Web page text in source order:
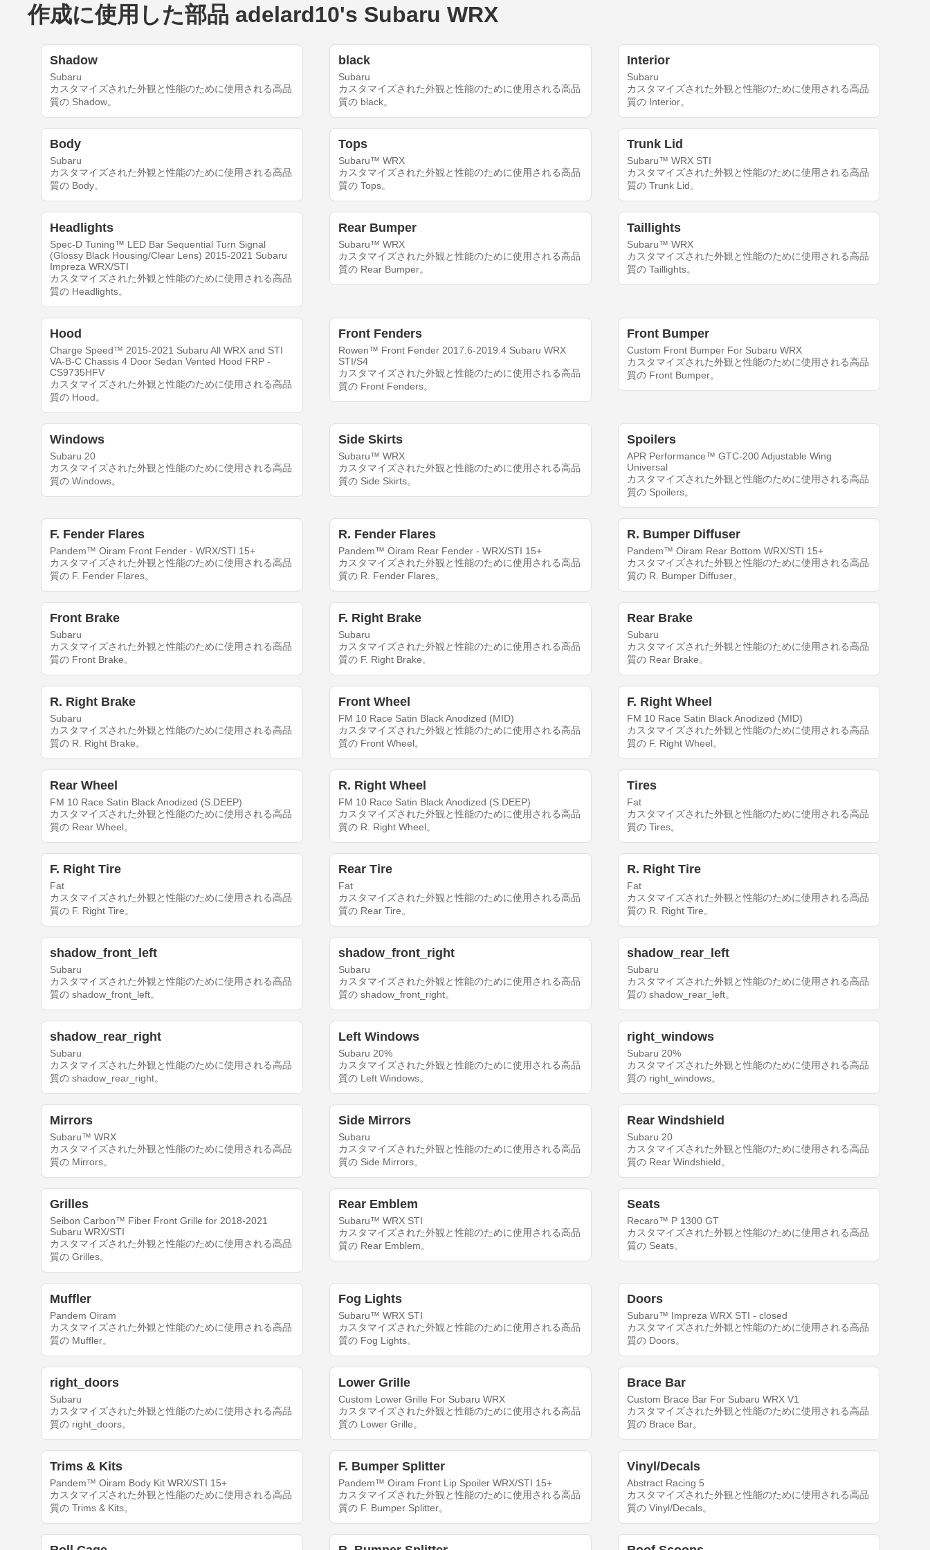
作成に使用した部品 adelard10's Subaru WRX
Shadow
Subaru
カスタマイズされた外観と性能のために使用される高品
質の Shadow。
black
Subaru
カスタマイズされた外観と性能のために使用される高品
質の black。
Interior
Subaru
カスタマイズされた外観と性能のために使用される高品
質の Interior。
Body
Subaru
カスタマイズされた外観と性能のために使用される高品
質の Body。
Tops
Subaru™ WRX
カスタマイズされた外観と性能のために使用される高品
質の Tops。
Trunk Lid
Subaru™ WRX STI
カスタマイズされた外観と性能のために使用される高品
質の Trunk Lid。
Headlights
Spec-D Tuning™ LED Bar Sequential Turn Signal
(Glossy Black Housing/Clear Lens) 2015-2021 Subaru
Impreza WRX/STI
カスタマイズされた外観と性能のために使用される高品
質の Headlights。
Rear Bumper
Subaru™ WRX
カスタマイズされた外観と性能のために使用される高品
質の Rear Bumper。
Taillights
Subaru™ WRX
カスタマイズされた外観と性能のために使用される高品
質の Taillights。
Hood
Charge Speed™ 2015-2021 Subaru All WRX and STI
VA-B-C Chassis 4 Door Sedan Vented Hood FRP -
CS9735HFV
カスタマイズされた外観と性能のために使用される高品
質の Hood。
Front Fenders
Rowen™ Front Fender 2017.6-2019.4 Subaru WRX
STI/S4
カスタマイズされた外観と性能のために使用される高品
質の Front Fenders。
Front Bumper
Custom Front Bumper For Subaru WRX
カスタマイズされた外観と性能のために使用される高品
質の Front Bumper。
Windows
Subaru 20
カスタマイズされた外観と性能のために使用される高品
質の Windows。
Side Skirts
Subaru™ WRX
カスタマイズされた外観と性能のために使用される高品
質の Side Skirts。
Spoilers
APR Performance™ GTC-200 Adjustable Wing
Universal
カスタマイズされた外観と性能のために使用される高品
質の Spoilers。
F. Fender Flares
Pandem™ Oiram Front Fender - WRX/STI 15+
カスタマイズされた外観と性能のために使用される高品
質の F. Fender Flares。
R. Fender Flares
Pandem™ Oiram Rear Fender - WRX/STI 15+
カスタマイズされた外観と性能のために使用される高品
質の R. Fender Flares。
R. Bumper Diffuser
Pandem™ Oiram Rear Bottom WRX/STI 15+
カスタマイズされた外観と性能のために使用される高品
質の R. Bumper Diffuser。
Front Brake
Subaru
カスタマイズされた外観と性能のために使用される高品
質の Front Brake。
F. Right Brake
Subaru
カスタマイズされた外観と性能のために使用される高品
質の F. Right Brake。
Rear Brake
Subaru
カスタマイズされた外観と性能のために使用される高品
質の Rear Brake。
R. Right Brake
Subaru
カスタマイズされた外観と性能のために使用される高品
質の R. Right Brake。
Front Wheel
FM 10 Race Satin Black Anodized (MID)
カスタマイズされた外観と性能のために使用される高品
質の Front Wheel。
F. Right Wheel
FM 10 Race Satin Black Anodized (MID)
カスタマイズされた外観と性能のために使用される高品
質の F. Right Wheel。
Rear Wheel
FM 10 Race Satin Black Anodized (S.DEEP)
カスタマイズされた外観と性能のために使用される高品
質の Rear Wheel。
R. Right Wheel
FM 10 Race Satin Black Anodized (S.DEEP)
カスタマイズされた外観と性能のために使用される高品
質の R. Right Wheel。
Tires
Fat
カスタマイズされた外観と性能のために使用される高品
質の Tires。
F. Right Tire
Fat
カスタマイズされた外観と性能のために使用される高品
質の F. Right Tire。
Rear Tire
Fat
カスタマイズされた外観と性能のために使用される高品
質の Rear Tire。
R. Right Tire
Fat
カスタマイズされた外観と性能のために使用される高品
質の R. Right Tire。
shadow_front_left
Subaru
カスタマイズされた外観と性能のために使用される高品
質の shadow_front_left。
shadow_front_right
Subaru
カスタマイズされた外観と性能のために使用される高品
質の shadow_front_right。
shadow_rear_left
Subaru
カスタマイズされた外観と性能のために使用される高品
質の shadow_rear_left。
shadow_rear_right
Subaru
カスタマイズされた外観と性能のために使用される高品
質の shadow_rear_right。
Left Windows
Subaru 20%
カスタマイズされた外観と性能のために使用される高品
質の Left Windows。
right_windows
Subaru 20%
カスタマイズされた外観と性能のために使用される高品
質の right_windows。
Mirrors
Subaru™ WRX
カスタマイズされた外観と性能のために使用される高品
質の Mirrors。
Side Mirrors
Subaru
カスタマイズされた外観と性能のために使用される高品
質の Side Mirrors。
Rear Windshield
Subaru 20
カスタマイズされた外観と性能のために使用される高品
質の Rear Windshield。
Grilles
Seibon Carbon™ Fiber Front Grille for 2018-2021
Subaru WRX/STI
カスタマイズされた外観と性能のために使用される高品
質の Grilles。
Rear Emblem
Subaru™ WRX STI
カスタマイズされた外観と性能のために使用される高品
質の Rear Emblem。
Seats
Recaro™ P 1300 GT
カスタマイズされた外観と性能のために使用される高品
質の Seats。
Muffler
Pandem Oiram
カスタマイズされた外観と性能のために使用される高品
質の Muffler。
Fog Lights
Subaru™ WRX STI
カスタマイズされた外観と性能のために使用される高品
質の Fog Lights。
Doors
Subaru™ Impreza WRX STI - closed
カスタマイズされた外観と性能のために使用される高品
質の Doors。
right_doors
Subaru
カスタマイズされた外観と性能のために使用される高品
質の right_doors。
Lower Grille
Custom Lower Grille For Subaru WRX
カスタマイズされた外観と性能のために使用される高品
質の Lower Grille。
Brace Bar
Custom Brace Bar For Subaru WRX V1
カスタマイズされた外観と性能のために使用される高品
質の Brace Bar。
Trims & Kits
Pandem™ Oiram Body Kit WRX/STI 15+
カスタマイズされた外観と性能のために使用される高品
質の Trims & Kits。
F. Bumper Splitter
Pandem™ Oiram Front Lip Spoiler WRX/STI 15+
カスタマイズされた外観と性能のために使用される高品
質の F. Bumper Splitter。
Vinyl/Decals
Abstract Racing 5
カスタマイズされた外観と性能のために使用される高品
質の Vinyl/Decals。